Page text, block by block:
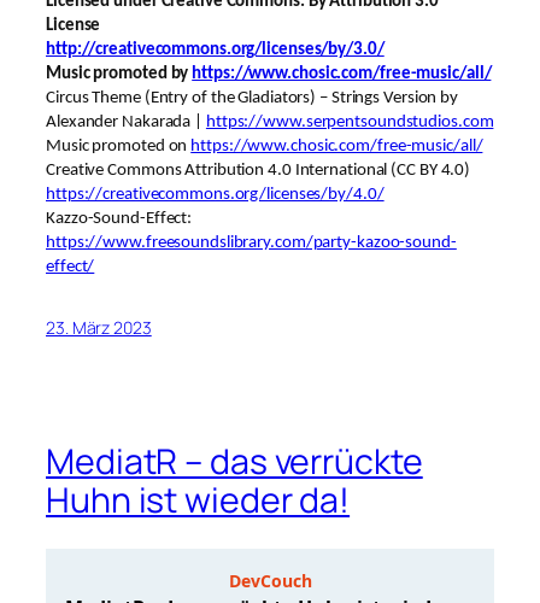
License
http://creativecommons.org/licenses/by/3.0/
Music promoted by https://www.chosic.com/free-music/all/
Circus Theme (Entry of the Gladiators) – Strings Version by
Alexander Nakarada |
https://www.serpentsoundstudios.com
Music promoted on https://www.chosic.com/free-music/all/
Creative Commons Attribution 4.0 International (CC BY 4.0)
https://creativecommons.org/licenses/by/4.0/
Kazzo-Sound-Effect:
https://www.freesoundslibrary.com/party-kazoo-sound-
effect/
23. März 2023
MediatR – das verrückte
Huhn ist wieder da!